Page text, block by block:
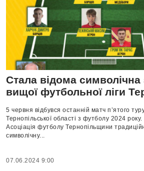
Стала відома символічна
вищої футбольної ліги
5 червня відбувся останній матч п’ятого
Тернопільської області з футболу 2024
Асоціація футболу Тернопільщини
символічну...
07.06.2024 9:00